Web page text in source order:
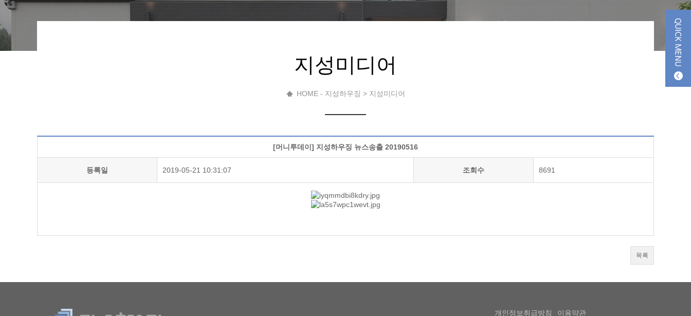
지성미디어
HOME - 지성하우징 > 지성미디어
[머니투데이] 지성하우징 뉴스송출 20190516
등록일 2019-05-21 10:31:07 조회수 8691
목록
개인정보취급방침 이용약관